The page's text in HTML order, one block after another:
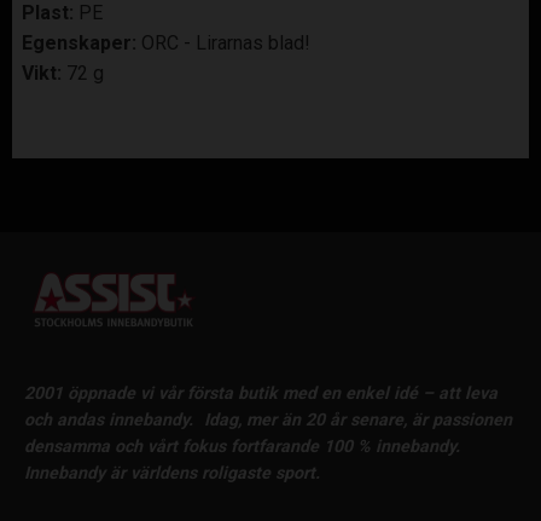
Plast: PE
Egenskaper: ORC - Lirarnas blad!
Vikt: 72 g
2001 öppnade vi vår första butik med en enkel idé – att leva
och andas innebandy.
Idag, mer än 20 år senare, är passionen
densamma och vårt fokus fortfarande 100 % innebandy.
Innebandy är världens roligaste sport.